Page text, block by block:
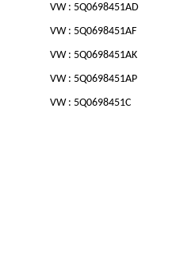
VW : 5Q0698451AD
VW : 5Q0698451AF
VW : 5Q0698451AK
VW : 5Q0698451AP
VW : 5Q0698451C